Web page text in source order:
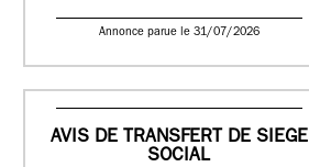
Annonce parue le 31/07/2026
AVIS DE TRANSFERT DE SIEGE
SOCIAL